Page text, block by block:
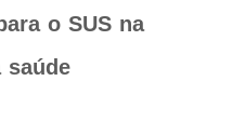
o SUS na
saúde